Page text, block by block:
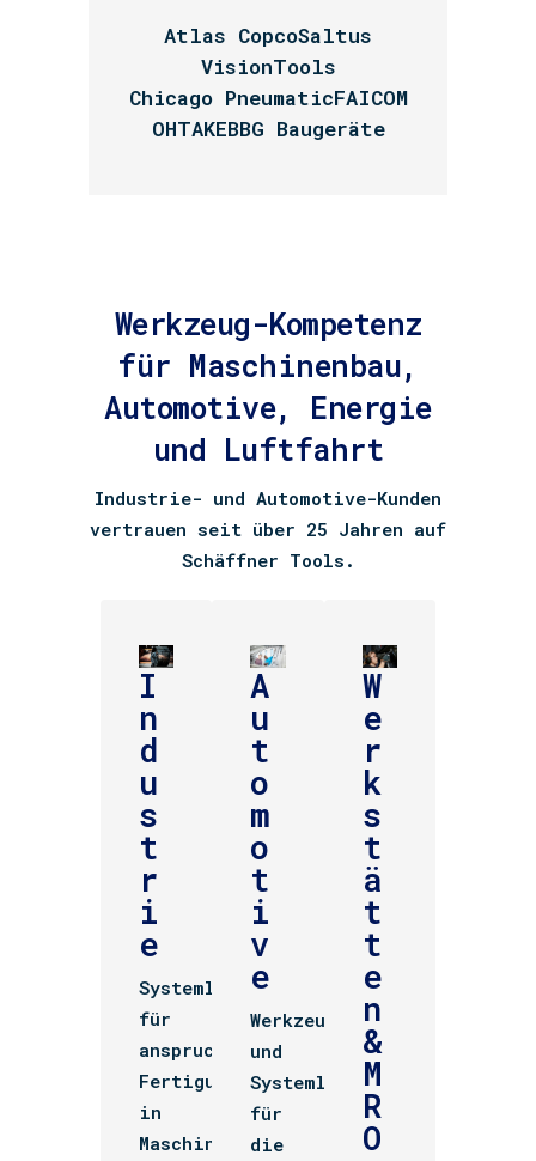
Atlas CopcoSaltus
VisionTools
Chicago PneumaticFAICOM
OHTAKEBBG Baugeräte
Werkzeug-Kompetenz
für Maschinenbau,
Automotive, Energie
und Luftfahrt
Industrie- und Automotive-Kunden
vertrauen seit über 25 Jahren auf
Schäffner Tools.
I
n
d
u
s
t
r
i
e
Systemlösungen
für
anspruchsvolle
Fertigungsprozesse
in
Maschinenbau,
A
u
t
o
m
o
t
i
v
e
Werkzeug-
und
Systemlösungen
für
die
W
e
r
k
s
t
ä
t
t
e
n
&
M
R
O